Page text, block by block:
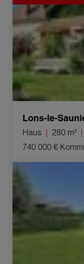
Lons-le-
Haus 280 m²
740 000 €
Verkauf Haus